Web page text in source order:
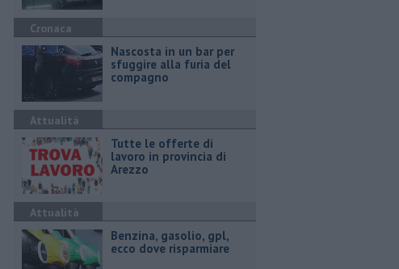
Cronaca
Nascosta in un bar per
sfuggire alla furia del
compagno
Attualità
​Tutte le offerte di
lavoro in provincia di
Arezzo
Attualità
​Benzina, gasolio, gpl,
ecco dove risparmiare